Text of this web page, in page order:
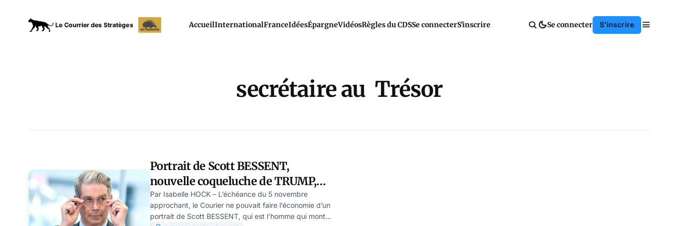
AccueilInternationalFranceIdéesÉpargneVidéosRègles du CDSSe connecterS'inscrire Se connecter S'inscrire
secrétaire au Trésor
Portrait de Scott BESSENT,
nouvelle coqueluche de TRUMP,
probable secrétaire au Trésor
Par Isabelle HOCK – L’échéance du 5 novembre
approchant, le Courier ne pouvait faire l’économie d’un
portrait de Scott BESSENT, qui est l’homme qui monte